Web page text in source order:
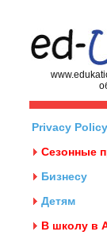
Privacy Policy
Сезонные
Бизнесу
Детям
В школу в